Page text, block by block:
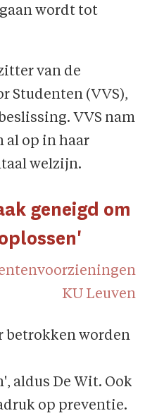
wordt tot
van de
Studenten (VVS),
VVS nam
op in haar
welzijn.
geneigd om
KU Leuven
betrokken worden
aldus De Wit. Ook
op preventie.